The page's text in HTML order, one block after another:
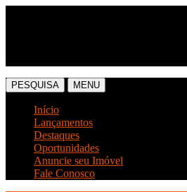
PESQUISA MENU
Início
Lançamentos
Destaques
Oportunidades
Anuncie seu Imóvel
Fale Conosco